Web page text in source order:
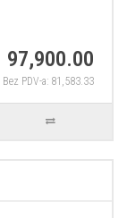
97,900.00
Bez PDV-a: 81,583.33